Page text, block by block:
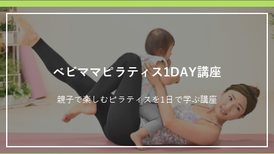
ベビママピラティス1DAY講座
親子で楽しむピラティスを1日で学ぶ講座